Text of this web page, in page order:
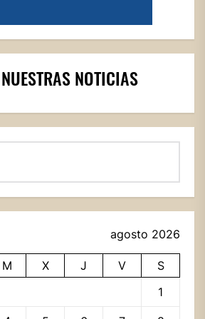
NOTICIAS
agosto 2026
M X J V
S
1